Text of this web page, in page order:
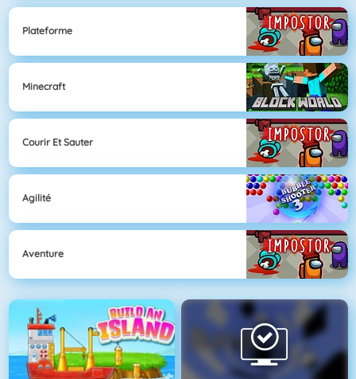
Plateforme
Minecraft
Courir Et Sauter
Agilité
Aventure